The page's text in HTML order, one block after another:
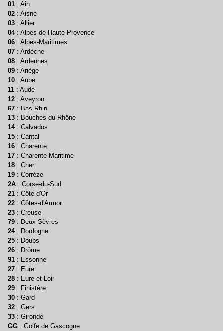
01 : Ain
02 : Aisne
03 : Allier
04: Alpes-de-Haute-Provence
06 : Alpes-Maritimes
07 : Ardèche
08 : Ardennes
09 : Ariège
10 : Aube
11 : Aude
12 : Aveyron
67 : Bas-Rhin
13 : Bouches-du-Rhône
14: Calvados
15 : Cantal
16 : Charente
17 : Charente-Maritime
18 : Cher
19 : Corrèze
2A : Corse-du-Sud
21 : Côte-d'Or
22 : Côtes-d'Armor
23 : Creuse
79 : Deux-Sèvres
24: Dordogne
25 : Doubs
26 : Drôme
91 : Essonne
27 : Eure
28 : Eure-et-Loir
29 : Finistère
30 : Gard
32 : Gers
33 : Gironde
GG : Golfe de Gascogne